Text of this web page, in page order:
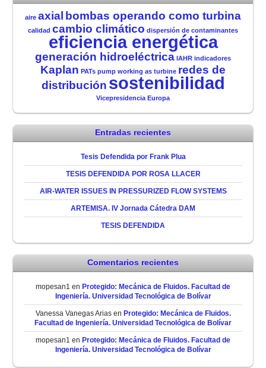
aire axial bombas operando como turbina
calidad cambio climático dispersión de contaminantes
eficiencia energética
generación hidroeléctrica IAHR indicadores
Kaplan PATs pump working as turbine redes de
distribución sostenibilidad
Vicepresidencia Europa
Entradas recientes
Tesis Defendida por Frank Plua
TESIS DEFENDIDA POR ROSA LLACER
AIR-WATER ISSUES IN PRESSURIZED FLOW SYSTEMS
ARTEMISA. IV Jornada Cátedra DAM
TESIS DEFENDIDA
Comentarios recientes
mopesan1 en Protegido: Mecánica de Fluidos. Facultad de
Ingeniería. Universidad Tecnológica de Bolívar
Vanessa Vanegas Ariasen Protegido: Mecánica de Fluidos.
Facultad de Ingeniería. Universidad Tecnológica de Bolívar
mopesan1 en Protegido: Mecánica de Fluidos. Facultad de
Ingeniería. Universidad Tecnológica de Bolívar